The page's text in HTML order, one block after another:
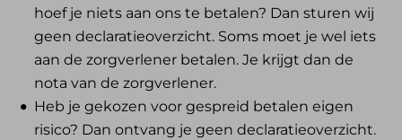
hoef je niets aan ons te betalen? Dan sturen wij
geen declaratieoverzicht. Soms moet je wel iets
aan de zorgverlener betalen. Je krijgt dan de
nota van de zorgverlener.
Heb je gekozen voor gespreid betalen eigen
risico? Dan ontvang je geen declaratieoverzicht.